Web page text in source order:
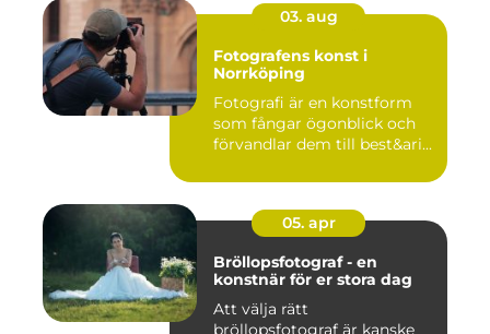
03. aug
Fotografens konst i
Norrköping
Fotografi är en konstform
som fångar ögonblick och
förvandlar dem till best&ari...
05. apr
Bröllopsfotograf - en
konstnär för er stora dag
Att välja rätt
bröllopsfotograf är kanske